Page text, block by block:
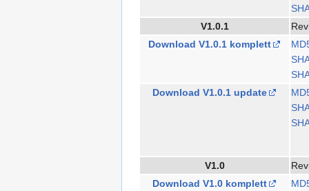
V1.0.1
Download V1.0.1 komplett
Download V1.0.1 update
V1.0
Download V1.0 komplett